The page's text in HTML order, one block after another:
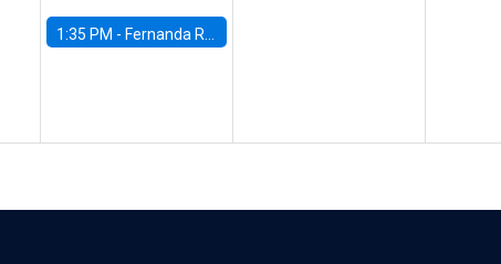
1:35 PM - Fernanda Rojas Ampuero, University of Wisconsin-Madison